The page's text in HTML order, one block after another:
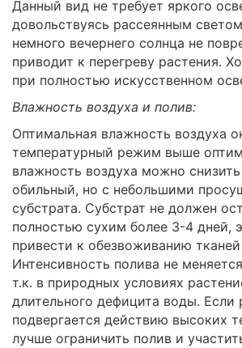
Данный вид не требует яркого
довольствуясь рассеянным
немного вечернего солнца не
приводит к перегреву растения.
при полностью искусственном
Влажность воздуха и полив:
Оптимальная влажность воздуха
температурный режим выше
влажность воздуха можно
обильный, но с небольшими
субстрата. Субстрат не должен
полностью сухим более 3-4 дней,
привести к обезвоживанию
Интенсивность полива не
т.к. в природных условиях
длительного дефицита воды. Если
подвергается действию высоких
лучше ограничить полив и